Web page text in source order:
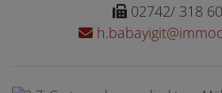
02742/ 318